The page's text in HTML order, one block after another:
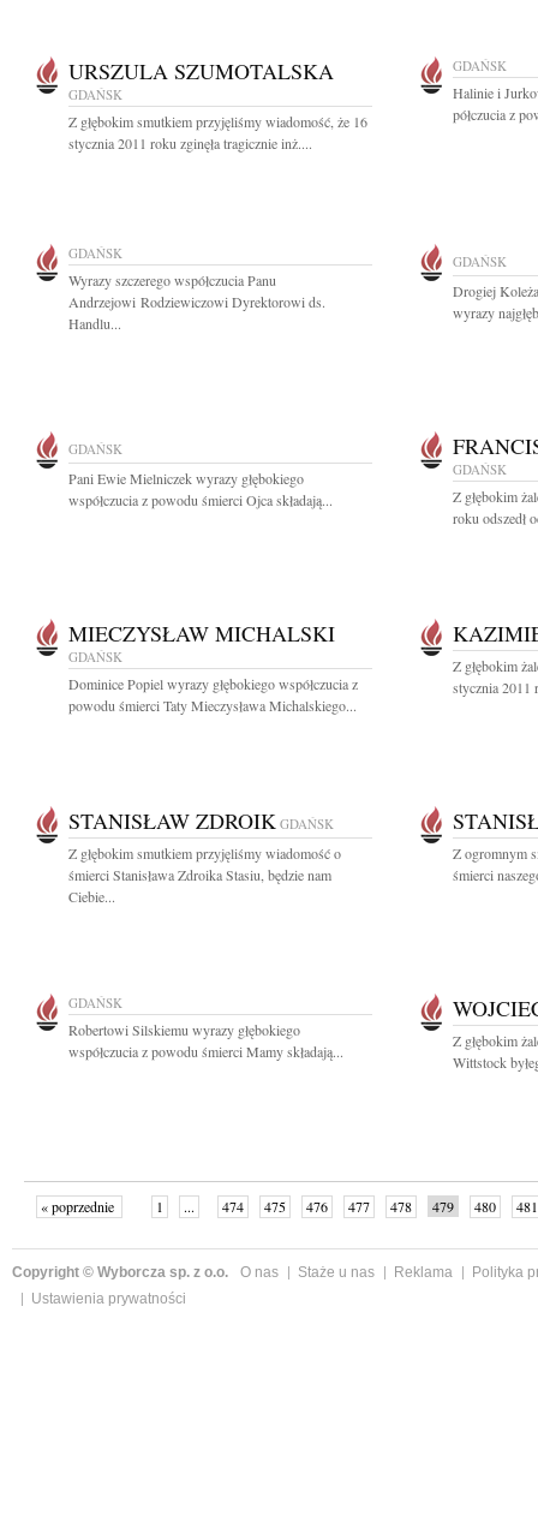
URSZULA SZUMOTALSKA
GDAŃSK
Z głębokim smutkiem przyjęliśmy wiadomość, że 16
stycznia 2011 roku zginęła tragicznie inż....
GDAŃSK
Halinie i
półczucia z
GDAŃSK
Wyrazy szczerego współczucia Panu
Andrzejowi Rodziewiczowi Dyrektorowi ds.
Handlu...
GDAŃSK
Drogiej
wyrazy
GDAŃSK
Pani Ewie Mielniczek wyrazy głębokiego
współczucia z powodu śmierci Ojca składają...
GDAŃSK
Z głębokim
roku odszedł
MIECZYSŁAW MICHALSKI
GDAŃSK
Dominice Popiel wyrazy głębokiego współczucia z
powodu śmierci Taty Mieczysława Michalskiego...
Z głębokim
stycznia 2011
STANISŁAW ZDROIK GDAŃSK
Z głębokim smutkiem przyjęliśmy wiadomość o
śmierci Stanisława Zdroika Stasiu, będzie nam
Ciebie...
Z ogromnym
śmierci
GDAŃSK
Robertowi Silskiemu wyrazy głębokiego
współczucia z powodu śmierci Mamy składają...
Z głębokim
Wittstock
« poprzednie 1 ... 474 475 476 477 478 479 480
481
Copyright © Wyborcza sp. z o.o. O nas Staże u nas Reklama
Polityka
Ustawienia prywatności